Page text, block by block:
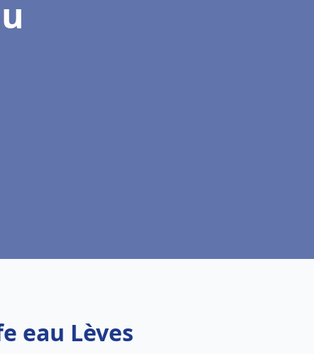
eau Lèves